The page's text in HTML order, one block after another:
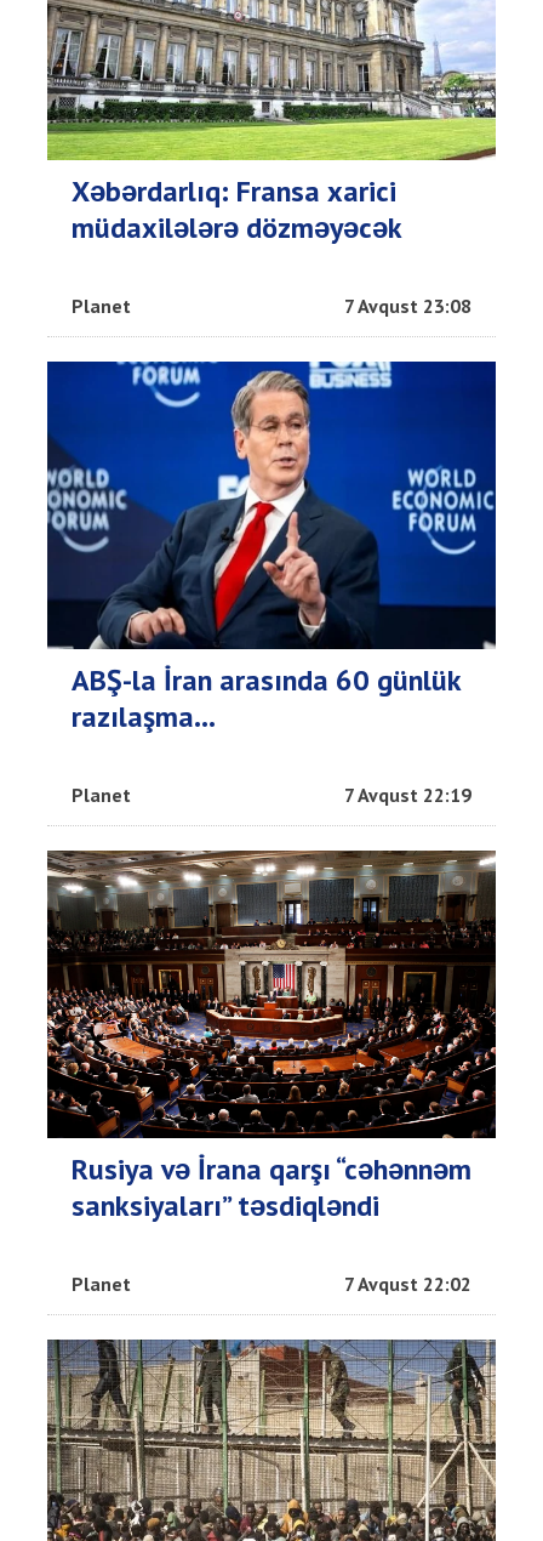
Xəbərdarlıq: Fransa xarici
müdaxilələrə dözməyəcək
Planet 7 Avqust 23:08
ABŞ-la İran arasında 60 günlük
razılaşma...
Planet 7 Avqust 22:19
Rusiya və İrana qarşı “cəhənnəm
sanksiyaları” təsdiqləndi
Planet 7 Avqust 22:02